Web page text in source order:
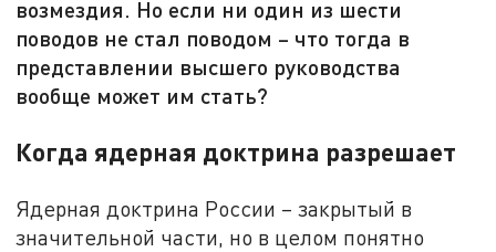
возмездия. Но если ни один из шести
поводов не стал поводом – что тогда в
представлении высшего руководства
вообще может им стать?
Когда ядерная доктрина разрешает
Ядерная доктрина России – закрытый в
значительной части, но в целом понятно